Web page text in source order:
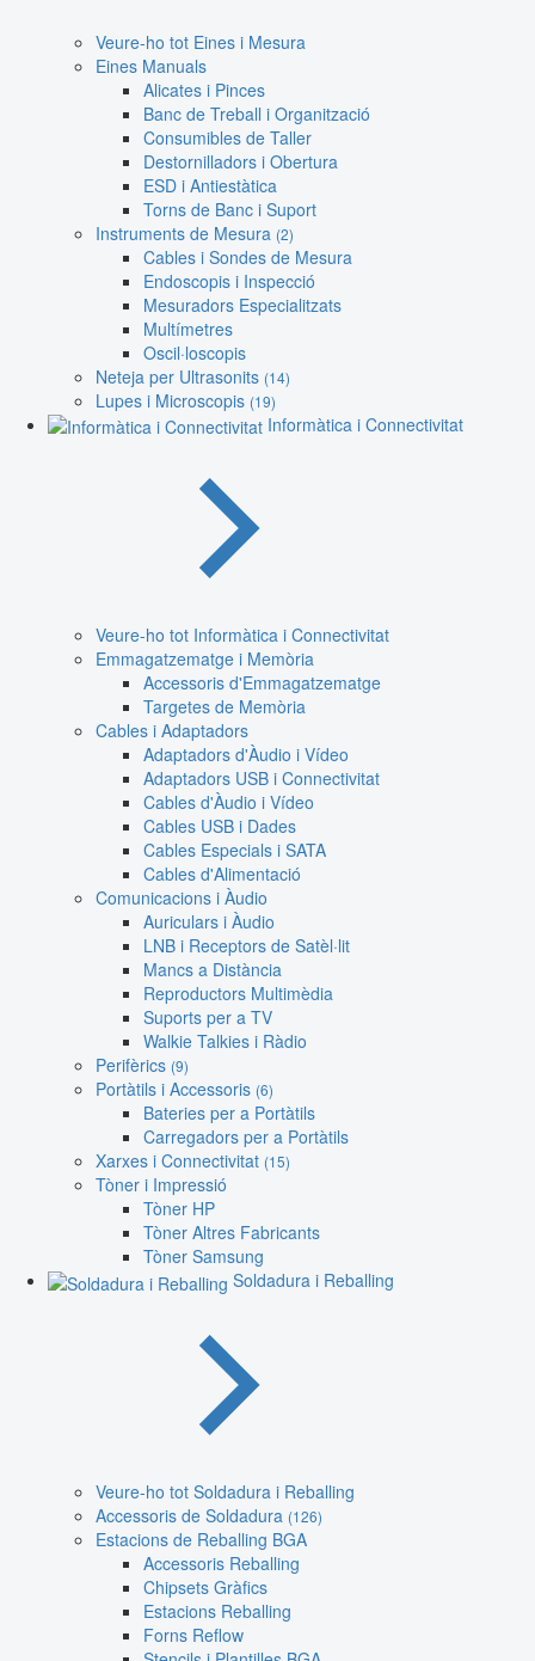
Veure-ho tot Eines i Mesura
Eines Manuals
Alicates i Pinces
Banc de Treball i Organització
Consumibles de Taller
Destornilladors i Obertura
ESD i Antiestàtica
Torns de Banc i Suport
Instruments de Mesura (2)
Cables i Sondes de Mesura
Endoscopis i Inspecció
Mesuradors Especialitzats
Multímetres
Oscil·loscopis
Neteja per Ultrasonits (14)
Lupes i Microscopis (19)
Informàtica i Connectivitat
Veure-ho tot Informàtica i Connectivitat
Emmagatzematge i Memòria
Accessoris d'Emmagatzematge
Targetes de Memòria
Cables i Adaptadors
Adaptadors d'Àudio i Vídeo
Adaptadors USB i Connectivitat
Cables d'Àudio i Vídeo
Cables USB i Dades
Cables Especials i SATA
Cables d'Alimentació
Comunicacions i Àudio
Auriculars i Àudio
LNB i Receptors de Satèl·lit
Mancs a Distància
Reproductors Multimèdia
Suports per a TV
Walkie Talkies i Ràdio
Perifèrics (9)
Portàtils i Accessoris (6)
Bateries per a Portàtils
Carregadors per a Portàtils
Xarxes i Connectivitat (15)
Tòner i Impressió
Tòner HP
Tòner Altres Fabricants
Tòner Samsung
Soldadura i Reballing
Veure-ho tot Soldadura i Reballing
Accessoris de Soldadura (126)
Estacions de Reballing BGA
Accessoris Reballing
Chipsets Gràfics
Estacions Reballing
Forns Reflow